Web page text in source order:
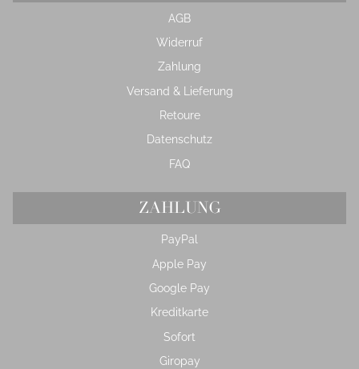
AGB
Widerruf
Zahlung
Versand & Lieferung
Retoure
Datenschutz
FAQ
ZAHLUNG
PayPal
Apple Pay
Google Pay
Kreditkarte
Sofort
Giropay